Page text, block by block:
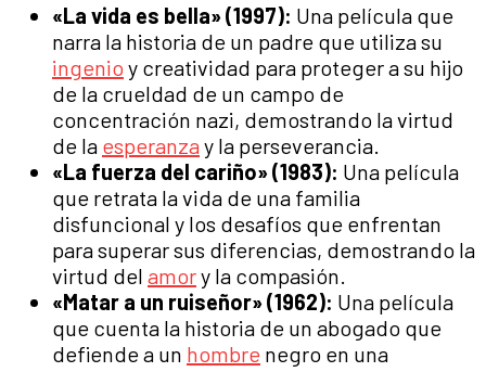
«La vida es bella» (1997): Una película que
narra la historia de un padre que utiliza su
ingenio y creatividad para proteger a su hijo
de la crueldad de un campo de
concentración nazi, demostrando la virtud
de la esperanza y la perseverancia.
«La fuerza del cariño» (1983): Una película
que retrata la vida de una familia
disfuncional y los desafíos que enfrentan
para superar sus diferencias, demostrando la
virtud del amory la compasión.
«Matar a un ruiseñor» (1962): Una película
que cuenta la historia de un abogado que
defiende a un hombre negro en una